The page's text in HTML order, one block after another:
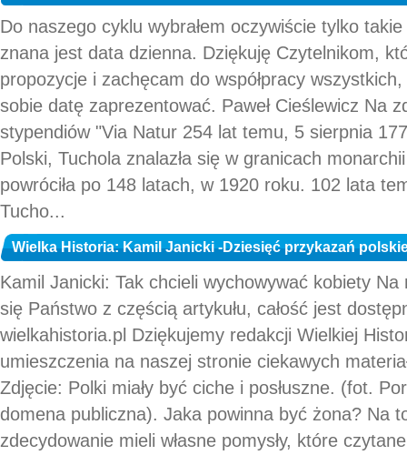
Do naszego cyklu wybrałem oczywiście tylko
znana jest data dzienna. Dziękuję Czytelnikom,
propozycje i zachęcam do współpracy
sobie datę zaprezentować. Paweł Cieślewicz Na
stypendiów "Via Natur 254 lat temu, 5 sierpnia
Polski, Tuchola znalazła się w granicach
powróciła po 148 latach, w 1920 roku. 102 lata
Tucho...
Wielka Historia: Kamil Janicki -Dziesięć przykazań
Kamil Janicki: Tak chcieli wychowywać kobiety
się Państwo z częścią artykułu, całość jest
wielkahistoria.pl Dziękujemy redakcji Wielkiej
umieszczenia na naszej stronie ciekawych
Zdjęcie: Polki miały być ciche i posłuszne. (fot.
domena publiczna). Jaka powinna być żona? Na
zdecydowanie mieli własne pomysły, które